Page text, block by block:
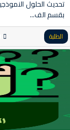
بقسم الف...
الطلبة